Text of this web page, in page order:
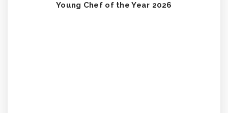
Young Chef of the Year 2026